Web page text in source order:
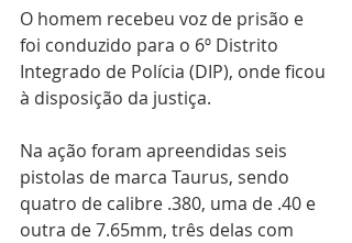
O homem recebeu voz de prisão e
foi conduzido para o 6º Distrito
Integrado de Polícia (DIP), onde ficou
à disposição da justiça.
Na ação foram apreendidas seis
pistolas de marca Taurus, sendo
quatro de calibre .380, uma de .40 e
outra de 7.65mm, três delas com